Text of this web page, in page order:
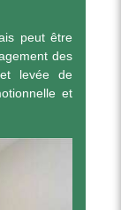
peut être
des
levée de
et